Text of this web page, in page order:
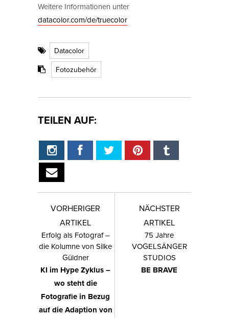
Weitere Informationen unter
datacolor.com/de/truecolor
Datacolor
Fotozubehör
TEILEN AUF:
VORHERIGER
ARTIKEL
Erfolg als Fotograf –
die Kolumne von Silke
Güldner
KI im Hype Zyklus –
wo steht die
Fotografie in Bezug
auf die Adaption von
NÄCHSTER
ARTIKEL
75 Jahre
VOGELSÄNGER
STUDIOS
BE BRAVE